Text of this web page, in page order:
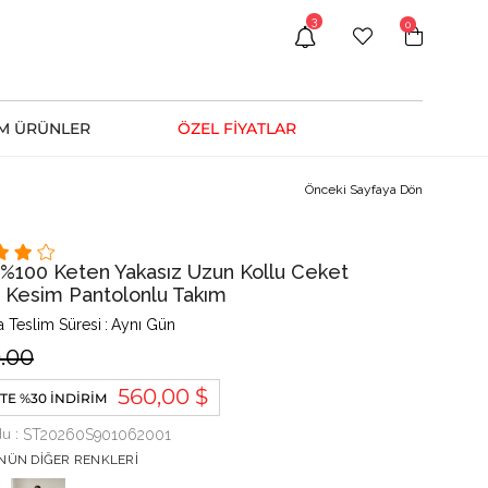
0
3
ÜRÜNLER ÖZEL FİYATLAR
Önceki Sayfaya Dön
Keten Yakasız Uzun Kollu Ceket
Kesim Pantolonlu Takım
Teslim Süresi : Aynı Gün
%30 İNDIRIM 560,00 $
ST20260S901062001
DIĞER RENKLERI